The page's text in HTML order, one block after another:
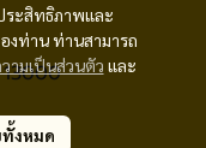
ระสิทธิภาพและ
งท่าน ท่านสามารถ
ามเป็นส่วนตัว และ
งหมด
13000